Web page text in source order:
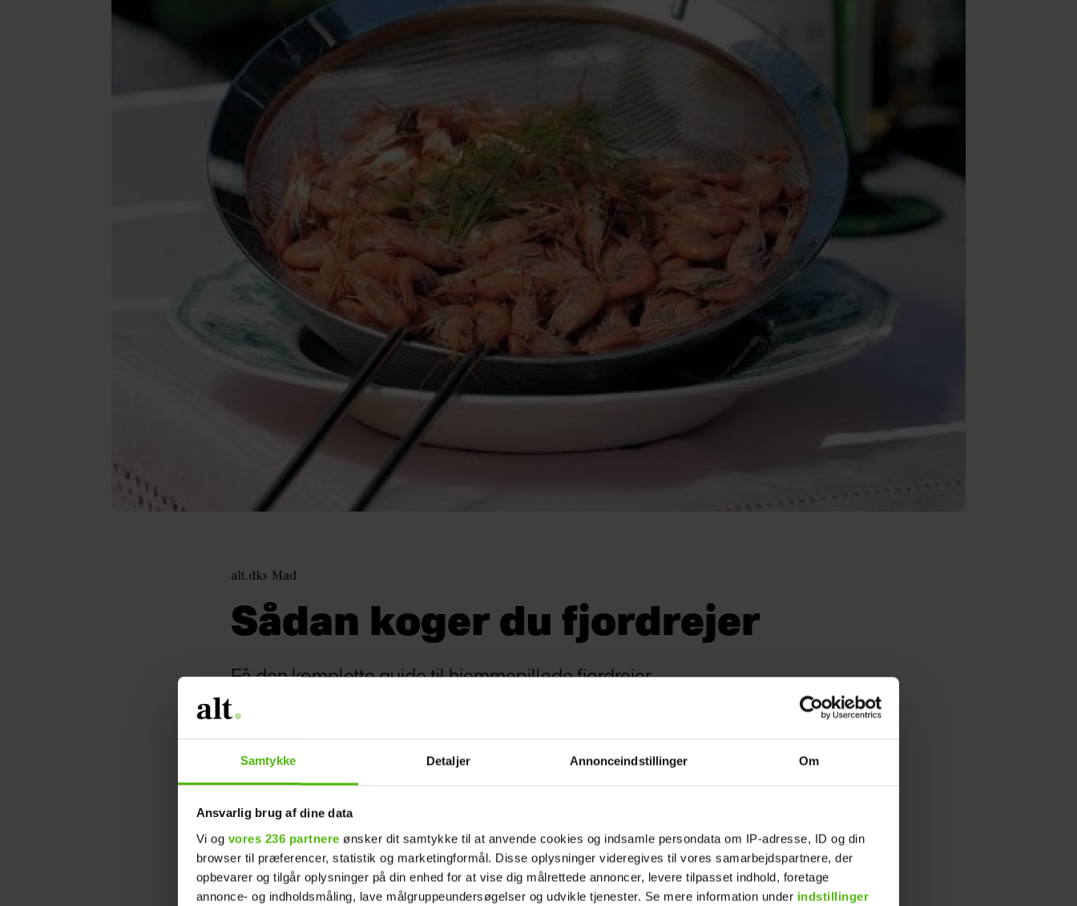
Samtykke Detaljer Annonceindstillinger Om
Ansvarlig brug af dine data
Vi og vores 236 partnere ønsker dit samtykke til at anvende cookies og indsamle persondata om IP-adresse, ID og din
browser til præferencer, statistik og marketingformål. Disse oplysninger videregives til vores samarbejdspartnere, der
opbevarer og tilgår oplysninger på din enhed for at vise dig målrettede annoncer, levere tilpasset indhold, foretage
annonce- og indholdsmåling, lave målgruppeundersøgelser og udvikle tjenester. Se mere information under indstillinger
alt.dk Mad
Sådan koger du fjordrejer
Få den komplette guide til hjemmepillede fjordrejer.
Foto: Jester Glyrskov
Hendes Verden
(4 personer)